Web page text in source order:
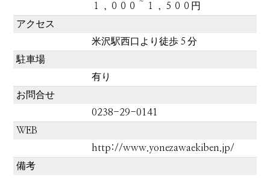
１，０００～１，５００円
アクセス
米沢駅西口より徒歩５分
駐車場
有り
お問合せ
0238-29-0141
WEB
http://www.yonezawaekiben.jp/
備考